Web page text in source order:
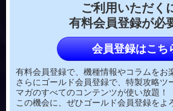
ご利用いただく
有料会員登録が必
会員登録はこち
有料会員登録で、機種情報やコラムをお
さらにゴールド会員登録で、特製攻略ツ
マガのすべてのコンテンツが使い放題！
この機会に、ぜひゴールド会員登録をよ